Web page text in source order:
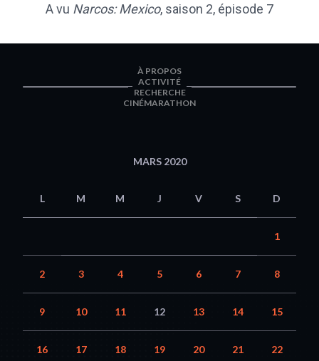
A vu Narcos: Mexico, saison 2, épisode 7
À PROPOS
ACTIVITÉ
RECHERCHE
CINÉMARATHON
MARS 2020
L M M J V S D
1
2 3 4 5 6 7 8
9 10 11 12 13 14 15
16 17 18 19 20 21 22